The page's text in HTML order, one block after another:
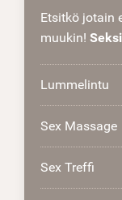
Etsitkö jotain
muukin!
Lummelintu
Sex Massage
Sex Treffi